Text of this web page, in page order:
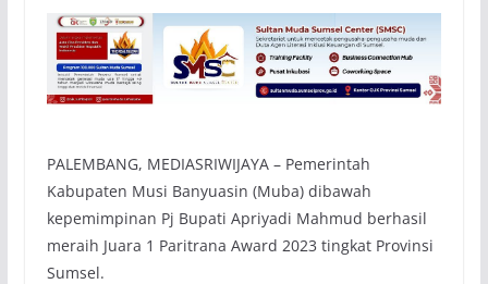
PALEMBANG, MEDIASRIWIJAYA – Pemerintah
Kabupaten Musi Banyuasin (Muba) dibawah
kepemimpinan Pj Bupati Apriyadi Mahmud berhasil
meraih Juara 1 Paritrana Award 2023 tingkat Provinsi
Sumsel.